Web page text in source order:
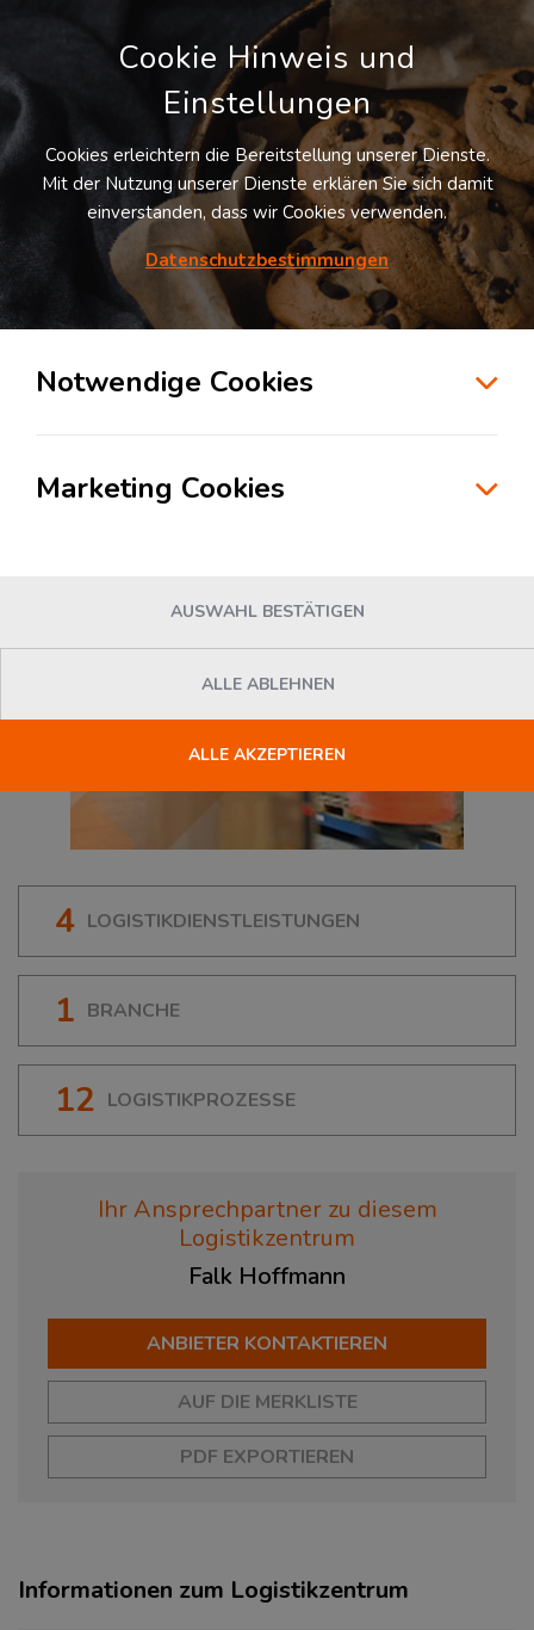
Möchten Sie diesen Suchauftrag
speichern und automatisch über neue
Standorte informiert werden?
14974Ludwigsfelde
4 LOGISTIKDIENSTLEISTUNGEN
1 BRANCHE
12 LOGISTIKPROZESSE
Ihr Ansprechpartner zu diesem
Logistikzentrum
Falk Hoffmann
ANBIETER KONTAKTIEREN
AUF DIE MERKLISTE
PDF EXPORTIEREN
Informationen zum Logistikzentrum
Cookie Hinweis und
Einstellungen
Cookies erleichtern die Bereitstellung unserer Dienste.
Mit der Nutzung unserer Dienste erklären Sie sich damit
einverstanden, dass wir Cookies verwenden.
Datenschutzbestimmungen
Notwendige Cookies
Marketing Cookies
AUSWAHL BESTÄTIGEN
ALLE ABLEHNEN
ALLE AKZEPTIEREN